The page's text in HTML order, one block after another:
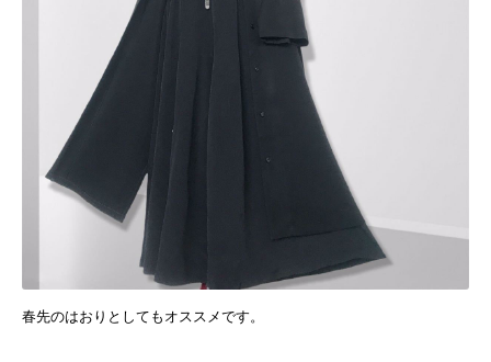
春先のはおりとしてもオススメです。